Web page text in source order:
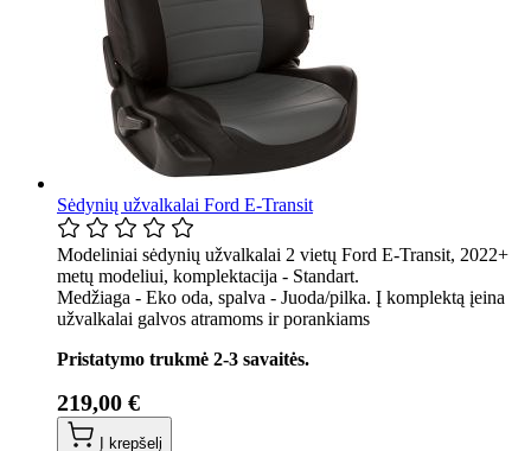
Sėdynių užvalkalai Ford E-Transit
Modeliniai sėdynių užvalkalai 2 vietų Ford E-Transit, 2022+
metų modeliui, komplektacija - Standart.
Medžiaga - Eko oda, spalva - Juoda/pilka. Į komplektą įeina
užvalkalai galvos atramoms ir porankiams
Pristatymo trukmė 2-3 savaitės.
219,00 €
Į krepšelį